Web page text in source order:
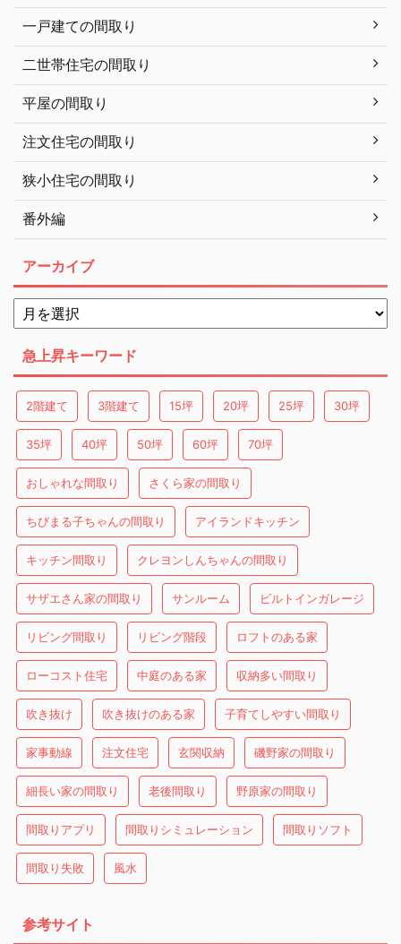
一戸建ての間取り
二世帯住宅の間取り
平屋の間取り
注文住宅の間取り
狭小住宅の間取り
番外編
アーカイブ
急上昇キーワード
2階建て 3階建て 15坪 20坪 25坪 30坪
35坪 40坪 50坪 60坪 70坪
おしゃれな間取り さくら家の間取り
ちびまる子ちゃんの間取り アイランドキッチン
キッチン間取り クレヨンしんちゃんの間取り
サザエさん家の間取り サンルーム ビルトインガレージ
リビング間取り リビング階段 ロフトのある家
ローコスト住宅 中庭のある家 収納多い間取り
吹き抜け 吹き抜けのある家 子育てしやすい間取り
家事動線 注文住宅 玄関収納 磯野家の間取り
細長い家の間取り 老後間取り 野原家の間取り
間取りアプリ 間取りシミュレーション 間取りソフト
間取り失敗 風水
参考サイト